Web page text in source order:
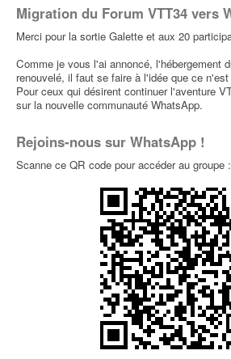
Migration du Forum VTT34 vers
Merci pour la sortie Galette et aux 20
Comme je vous l'ai annoncé, l'hébergement
renouvelé, il faut se faire à l'idée que ce
Pour ceux qui désirent continuer l'aventure
sur la nouvelle communauté WhatsApp.
Rejoins-nous sur WhatsApp !
Scanne ce QR code pour accéder au groupe :
Enduros
parantho34560» 23 Mars 2024, 11:36
Typées Enduros
parALji» 23 Fév 2024, 21:45 dans
Dernières Minutes
Faute de rouler, faut rêver ....
» 09 Fév 2024, 16:08 dans
soutien MBF
» 26 Jan 2024, 16:20 dans
» 11 Nov 2023, 23:00 dans